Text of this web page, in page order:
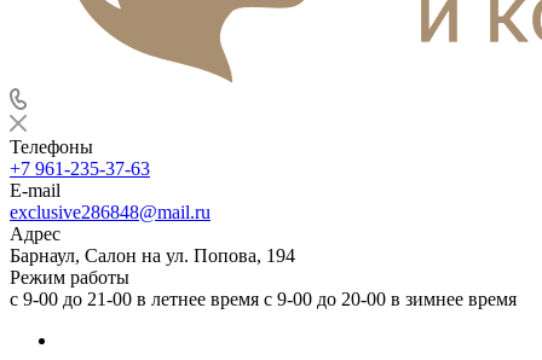
Телефоны
+7 961-235-37-63
E-mail
exclusive286848@mail.ru
Адрес
Барнаул, Салон на ул. Попова, 194
Режим работы
с 9-00 до 21-00 в летнее время с 9-00 до 20-00 в зимнее время